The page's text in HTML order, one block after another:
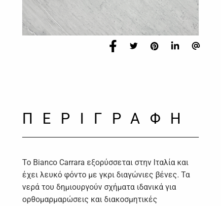
ΠΕΡΙΓΡΑΦΗ
Το Bianco Carrara εξορύσσεται στην Ιταλία και
έχει λευκό φόντο με γκρι διαγώνιες βένες. Τα
νερά του δημιουργούν σχήματα ιδανικά για
ορθομαρμαρώσεις και διακοσμητικές